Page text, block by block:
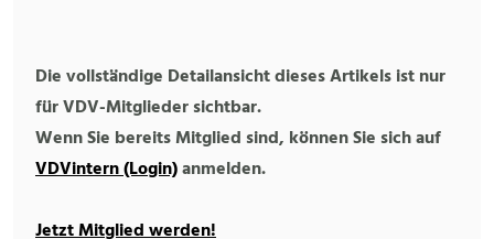
Die vollständige Detailansicht dieses Artikels ist nur
für VDV-Mitglieder sichtbar.
Wenn Sie bereits Mitglied sind, können Sie sich auf
VDVintern (Login)anmelden.
Jetzt Mitglied werden!